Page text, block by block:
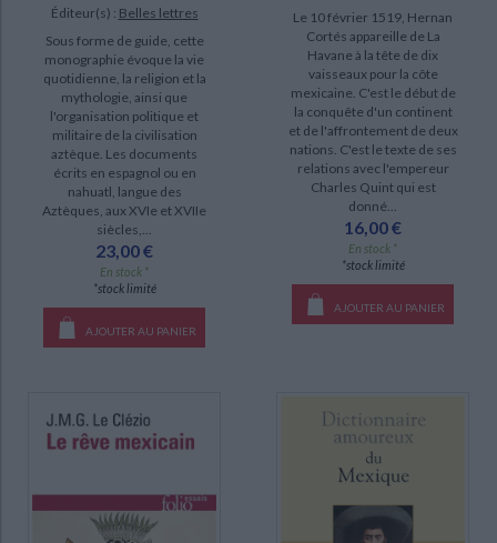
Éditeur(s) : Belles lettres
Sous forme de guide, cette
monographie évoque la vie
quotidienne, la religion et la
mythologie, ainsi que
l'organisation politique et
militaire de la civilisation
aztèque. Les documents
écrits en espagnol ou en
nahuatl, langue des
Aztèques, aux XVIe et XVIIe
siècles,...
23,00 €
En stock *
*stock limité
AJOUTER AU PANIER
Le 10 février 1519, Hernan
Cortés appareille de La
Havane à la tête de dix
vaisseaux pour la côte
mexicaine. C'est le début de
la conquête d'un continent
et de l'affrontement de deux
nations. C'est le texte de ses
relations avec l'empereur
Charles Quint qui est
donné...
16,00 €
En stock *
*stock limité
AJOUTER AU PANIER